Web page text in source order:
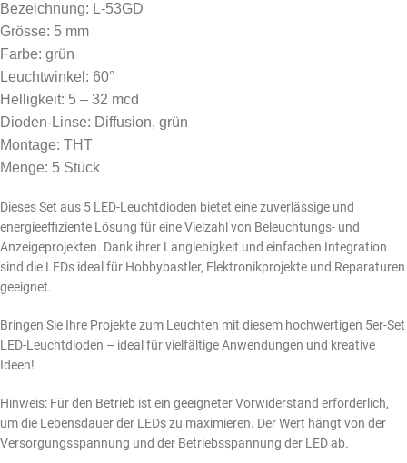
Bezeichnung: L-53GD
Grösse: 5 mm
Farbe: grün
Leuchtwinkel: 60°
Helligkeit: 5 – 32 mcd
Dioden-Linse: Diffusion, grün
Montage: THT
Menge: 5 Stück
Dieses Set aus 5 LED-Leuchtdioden bietet eine zuverlässige und
energieeffiziente Lösung für eine Vielzahl von Beleuchtungs- und
Anzeigeprojekten. Dank ihrer Langlebigkeit und einfachen Integration
sind die LEDs ideal für Hobbybastler, Elektronikprojekte und Reparaturen
geeignet.
Bringen Sie Ihre Projekte zum Leuchten mit diesem hochwertigen 5er-Set
LED-Leuchtdioden – ideal für vielfältige Anwendungen und kreative
Ideen!
Hinweis: Für den Betrieb ist ein geeigneter Vorwiderstand erforderlich,
um die Lebensdauer der LEDs zu maximieren. Der Wert hängt von der
Versorgungsspannung und der Betriebsspannung der LED ab.